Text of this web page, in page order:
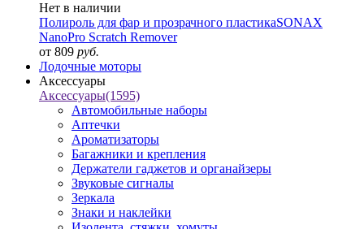
Нет в наличии
Полироль для фар и прозрачного пластикаSONAX
NanoPro Scratch Remover
от 809 руб.
Лодочные моторы
Аксессуары
Аксессуары(1595)
Автомобильные наборы
Аптечки
Ароматизаторы
Багажники и крепления
Держатели гаджетов и органайзеры
Звуковые сигналы
Зеркала
Знаки и наклейки